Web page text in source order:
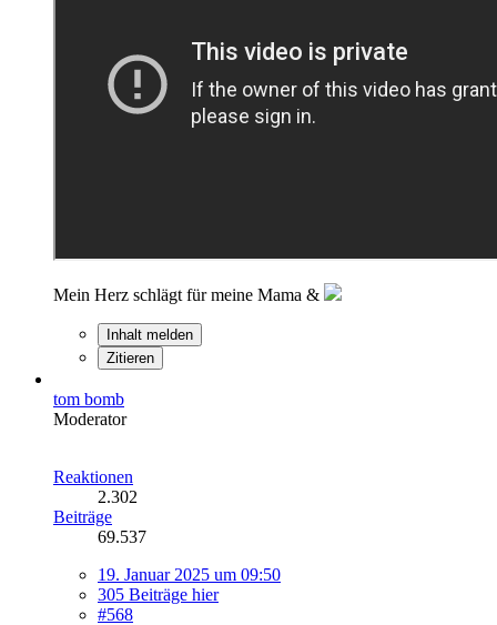
Mein Herz schlägt für meine Mama &
Inhalt melden
Zitieren
tom bomb
Moderator
Reaktionen
2.302
Beiträge
69.537
19. Januar 2025 um 09:50
305 Beiträge hier
#568